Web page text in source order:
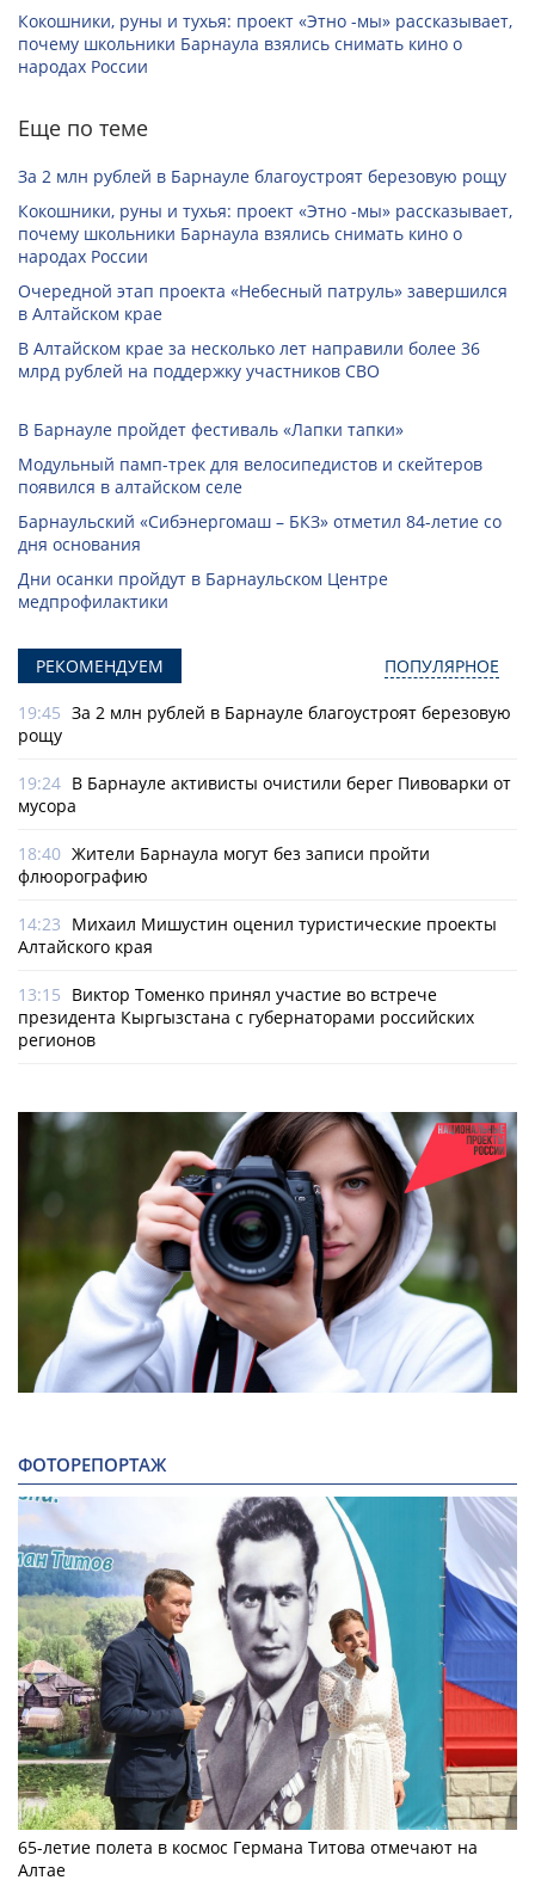
Кокошники, руны и тухья: проект «Этно -мы» рассказывает,
почему школьники Барнаула взялись снимать кино о
народах России
Еще по теме
За 2 млн рублей в Барнауле благоустроят березовую рощу
Кокошники, руны и тухья: проект «Этно -мы» рассказывает,
почему школьники Барнаула взялись снимать кино о
народах России
Очередной этап проекта «Небесный патруль» завершился
в Алтайском крае
В Алтайском крае за несколько лет направили более 36
млрд рублей на поддержку участников СВО
В Барнауле пройдет фестиваль «Лапки тапки»
Модульный памп-трек для велосипедистов и скейтеров
появился в алтайском селе
Барнаульский «Сибэнергомаш – БКЗ» отметил 84-летие со
дня основания
Дни осанки пройдут в Барнаульском Центре
медпрофилактики
РЕКОМЕНДУЕМ ПОПУЛЯРНОЕ
19:45 За 2 млн рублей в Барнауле благоустроят березовую
рощу
19:24 В Барнауле активисты очистили берег Пивоварки от
мусора
18:40 Жители Барнаула могут без записи пройти
флюорографию
14:23 Михаил Мишустин оценил туристические проекты
Алтайского края
13:15 Виктор Томенко принял участие во встрече
президента Кыргызстана с губернаторами российских
регионов
ФОТОРЕПОРТАЖ
65-летие полета в космос Германа Титова отмечают на
Алтае